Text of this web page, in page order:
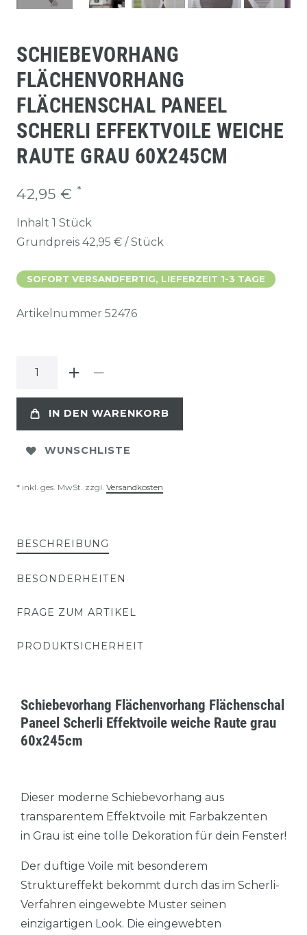
SCHIEBEVORHANG
FLÄCHENVORHANG
FLÄCHENSCHAL PANEEL
SCHERLI EFFEKTVOILE WEICHE
RAUTE GRAU 60X245CM
42,95 € *
Inhalt 1 Stück
Grundpreis 42,95 € / Stück
SOFORT VERSANDFERTIG, LIEFERZEIT 1-3 TAGE
Artikelnummer 52476
IN DEN WARENKORB
WUNSCHLISTE
* inkl. ges. MwSt. zzgl. Versandkosten
BESCHREIBUNG
BESONDERHEITEN
FRAGE ZUM ARTIKEL
PRODUKTSICHERHEIT
Schiebevorhang Flächenvorhang Flächenschal
Paneel Scherli Effektvoile weiche Raute grau
60x245cm
Dieser moderne Schiebevorhang aus
transparentem Effektvoile mit Farbakzenten
in Grau ist eine tolle Dekoration für dein Fenster!
Der duftige Voile mit besonderem
Struktureffekt bekommt durch das im Scherli-
Verfahren eingewebte Muster seinen
einzigartigen Look. Die eingewebten